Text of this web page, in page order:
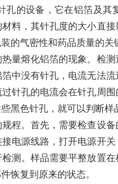
的设备，它在铝箔及
料，其针孔度的大小直
的气密性和药品质量的关
量熔化铝箔的现象。检
中没有针孔，电流无法
针孔的电流会在针孔周
黑色针孔，就可以判断样
程。首先，需要检查设
电源线路，打开电源开
测。样品需要平整放置
恢复到原来的状态。